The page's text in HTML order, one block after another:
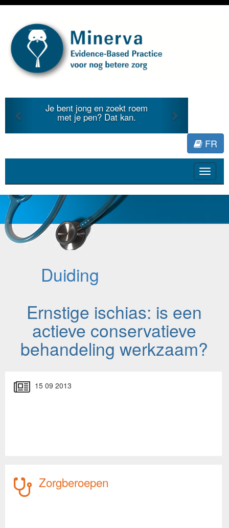
jong en zoekt roem
met je pen? Dat kan. literatuur
Previous
FR
Toggle
Duiding
Ernstige ischias: is een
actieve conservatieve
behandeling werkzaam?
15 09 2013
Zorgberoepen